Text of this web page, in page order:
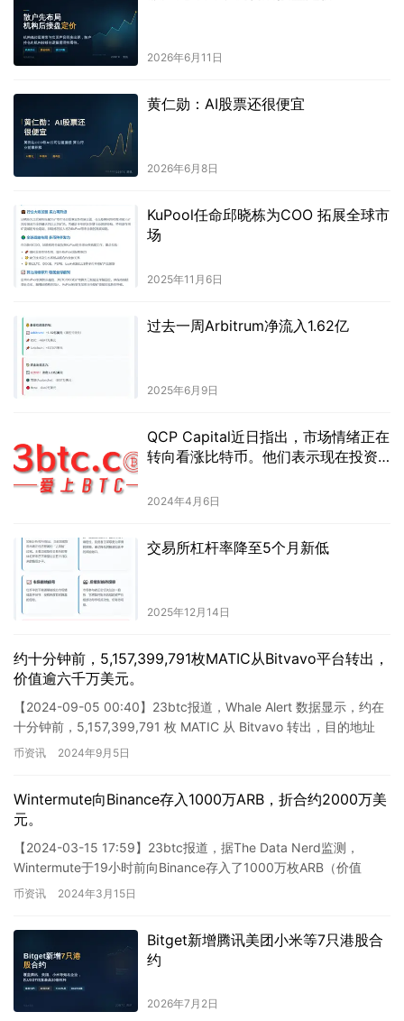
2026年6月11日
黄仁勋：AI股票还很便宜
2026年6月8日
KuPool任命邱晓栋为COO 拓展全球市
场
2025年11月6日
过去一周Arbitrum净流入1.62亿
2025年6月9日
QCP Capital近日指出，市场情绪正在
转向看涨比特币。他们表示现在投资
以看涨为主。在最近的市场波动中，
表明，市场对于比特币的需求正在增
上涨动力，并有望突破目前的价格高
变化，并调整策略以适应市场的发
特币有望继续上涨。
2024年4月6日
交易所杠杆率降至5个月新低
2025年12月14日
约十分钟前，5,157,399,791枚MATIC从Bitvavo平台转出，
价值逾六千万美元。
【2024-09-05 00:40】23btc报道，Whale Alert 数据显示，约在
十分钟前，5,157,399,791 枚 MATIC 从 Bitvavo 转出，目的地址
为…
币资讯 2024年9月5日
Wintermute向Binance存入1000万ARB，折合约2000万美
元。
【2024-03-15 17:59】23btc报道，据The Data Nerd监测，
Wintermute于19小时前向Binance存入了1000万枚ARB（价值
2000万美元）…
币资讯 2024年3月15日
Bitget新增腾讯美团小米等7只港股合
约
2026年7月2日